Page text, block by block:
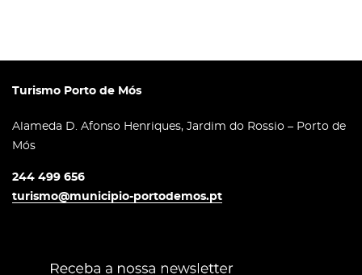
Turismo Porto de Mós
Alameda D. Afonso Henriques, Jardim do Rossio – Porto de
Mós
244 499 656
turismo@municipio-portodemos.pt